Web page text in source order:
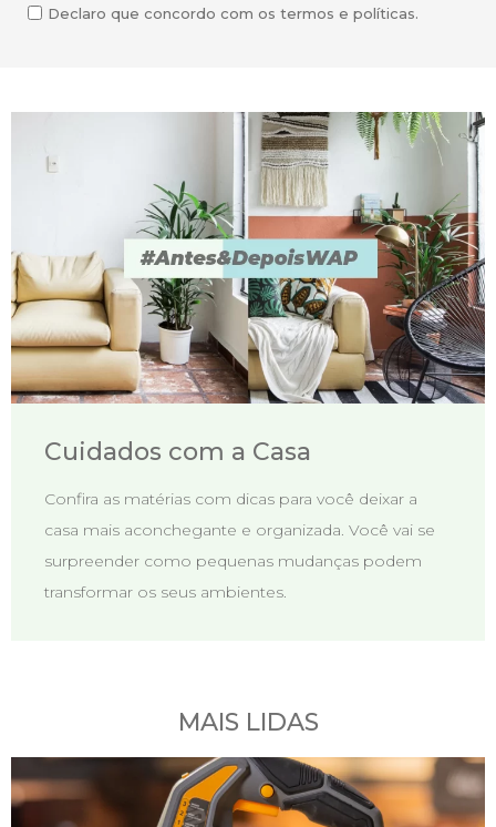
Declaro que concordo com os termos e políticas.
Cuidados com a Casa
Confira as matérias com dicas para você deixar a
casa mais aconchegante e organizada. Você vai se
surpreender como pequenas mudanças podem
transformar os seus ambientes.
MAIS LIDAS